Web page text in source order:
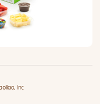
Inc